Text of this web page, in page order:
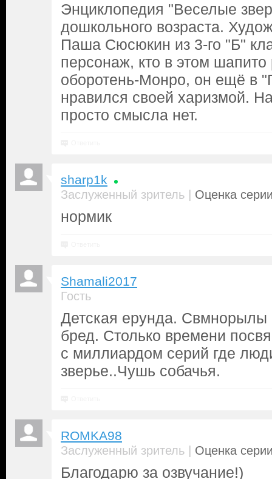
Энциклопедия "Веселые
дошкольного возраста.
Паша Сюсюкин из 3-го "Б"
персонаж, кто в этом шапито
оборотень-Монро, он ещё в
нравился своей харизмой.
просто смысла нет.
sharp1k
Заслуженный зритель | Оценка
нормик
Shamali2017
Гость
Детская ерунда. Свмнорылы
бред. Столько времени
с миллиардом серий где
зверье..Чушь собачья.
ROMKA98
Заслуженный зритель | Оценка
Благодарю за озвучание!)